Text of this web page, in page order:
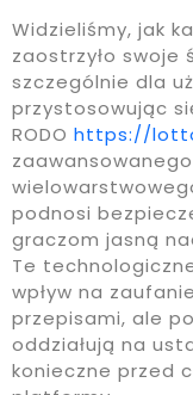
Widzieliśmy, jak
zaostrzyło swoje
szczególnie dla
przystosowując
RODO https://
podnosi
graczom jasną
Te
wpływ na
przepisami, ale
oddziałują na
konieczne przed